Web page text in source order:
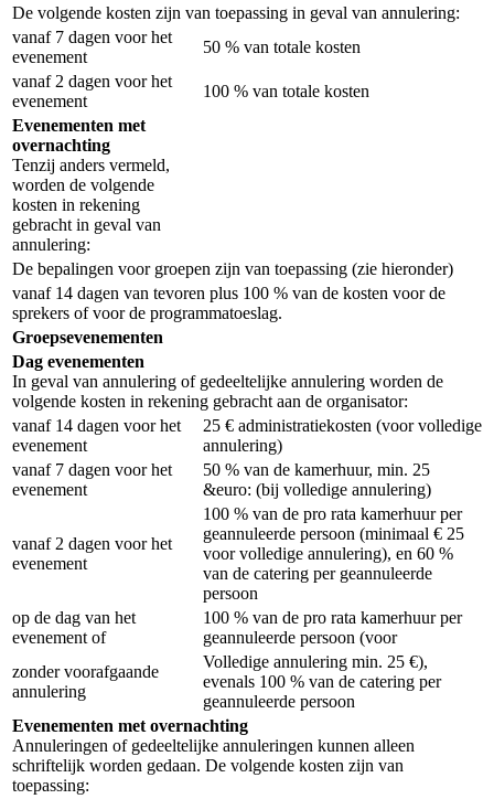
De volgende kosten zijn van toepassing in geval van annulering:
vanaf 7 dagen voor het
evenement
50 % van totale kosten
vanaf 2 dagen voor het
evenement
100 % van totale kosten
Evenementen met
overnachting
Tenzij anders vermeld,
worden de volgende
kosten in rekening
gebracht in geval van
annulering:
De bepalingen voor groepen zijn van toepassing (zie hieronder)
vanaf 14 dagen van tevoren plus 100 % van de kosten voor de
sprekers of voor de programmatoeslag.
Groepsevenementen
Dag evenementen
In geval van annulering of gedeeltelijke annulering worden de
volgende kosten in rekening gebracht aan de organisator:
vanaf 14 dagen voor het
evenement
25 € administratiekosten (voor volledige
annulering)
vanaf 7 dagen voor het
evenement
50 % van de kamerhuur, min. 25
&euro: (bij volledige annulering)
vanaf 2 dagen voor het
evenement
100 % van de pro rata kamerhuur per
geannuleerde persoon (minimaal € 25
voor volledige annulering), en 60 %
van de catering per geannuleerde
persoon
op de dag van het
evenement of
100 % van de pro rata kamerhuur per
geannuleerde persoon (voor
zonder voorafgaande
annulering
Volledige annulering min. 25 €),
evenals 100 % van de catering per
geannuleerde persoon
Evenementen met overnachting
Annuleringen of gedeeltelijke annuleringen kunnen alleen
schriftelijk worden gedaan. De volgende kosten zijn van
toepassing: